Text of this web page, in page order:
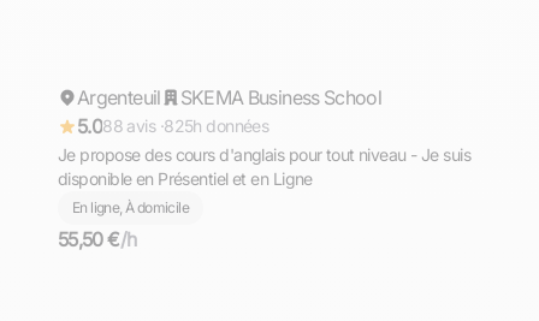
Répond rapidement
Argenteuil
SKEMA Business School
5.088 avis ·825h données
Je propose des cours d'anglais pour tout niveau - Je suis
disponible en Présentiel et en Ligne
En ligne, À domicile
55,50 €/h